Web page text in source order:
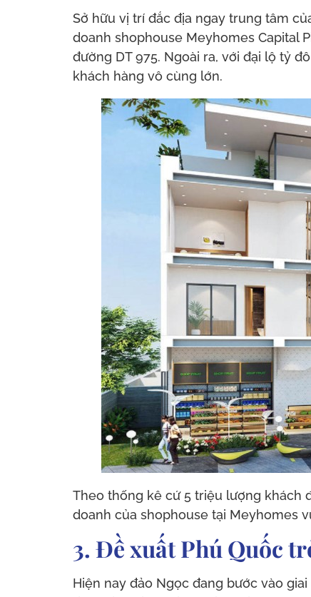
Sở hữu vị trí đắc địa ngay trung tâm
doanh shophouse Meyhomes Capital
đường DT 975. Ngoài ra, với đại lộ tỷ
khách hàng vô cùng lớn.
Theo thống kê cứ 5 triệu lượng khách
doanh của shophouse tại Meyhomes
3. Đề xuất Phú Quốc
Hiện nay đảo Ngọc đang bước vào